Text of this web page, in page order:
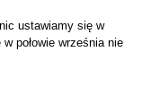
ustawiamy się w
połowie września nie